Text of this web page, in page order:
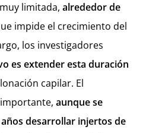
limitada, alrededor de
impide el crecimiento del
los investigadores
es extender esta duración
capilar. El
aunque se
desarrollar injertos de